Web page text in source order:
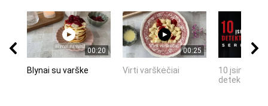
00:20
Blynai su varške
00:25
Virti varškėčiai
10 įsimintinų
detektyvinių